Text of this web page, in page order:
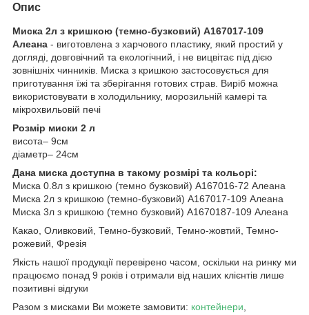
Опис
Миска 2л з кришкою (темно-бузковий) А167017-109
Алеана - виготовлена з харчового пластику, який простий у
догляді, довговічний та екологічний, і не вицвітає під дією
зовнішніх чинників. Миска з кришкою застосовується для
приготування їжі та зберігання готових страв. Виріб можна
використовувати в холодильнику, морозильній камері та
мікрохвильовій печі
Розмір миски 2 л
висота– 9см
діаметр– 24см
Дана миска доступна в такому розмірі та кольорі:
Миска 0.8л з кришкою (темно бузковий) А167016-72 Алеана
Миска 2л з кришкою (темно-бузковий) А167017-109 Алеана
Миска 3л з кришкою (темно бузковий) А1670187-109 Алеана
Какао, Оливковий, Темно-бузковий, Темно-жовтий, Темно-
рожевий, Фрезія
Якість нашої продукції перевірено часом, оскільки на ринку ми
працюємо понад 9 років і отримали від наших клієнтів лише
позитивні відгуки
Разом з мисками Ви можете замовити: контейнери